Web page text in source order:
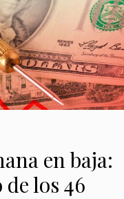
en baja:
los 46